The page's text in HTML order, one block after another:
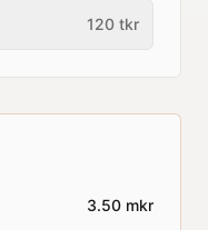
120 tkr
3.50 mkr